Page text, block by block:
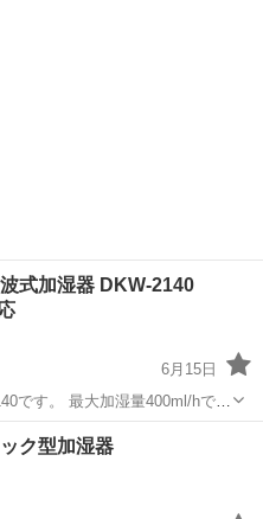
式加湿器 DKW-2140
6月15日
です。 最大加湿量400ml/hで、
す。 SIAA抗菌加工を施してお
調整やタイマー機能付きで、使
空調家電 DKW
ク型加湿器